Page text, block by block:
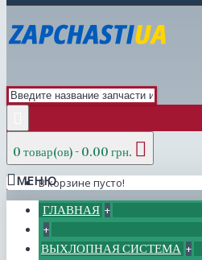
0 товар(ов) - 0.00 грн.
В корзине пусто!
МЕНЮ
ГЛАВНАЯ +
+
ВЫХЛОПНАЯ СИСТЕМА +